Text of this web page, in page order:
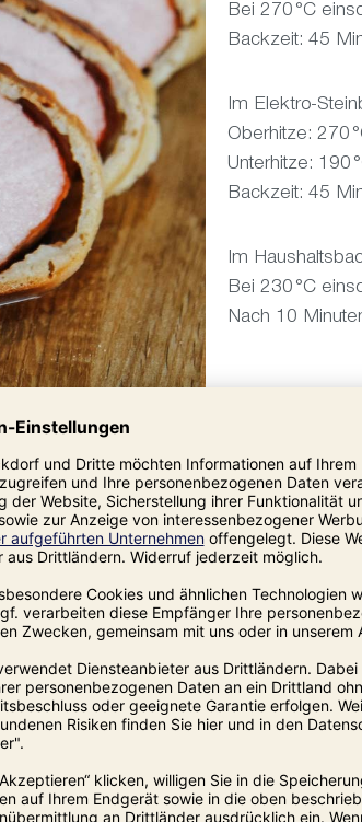
Bei 270 °C
Backzeit: 45
Im Elektro-
Oberhitze: 270
Unterhitze: 190
Backzeit: 45
Im
Bei 230 °C
Nach 10
Zubereitung
Brotteig dünn
Teig
einschlagen
Das Kassler
mehrmals
Zum Schluss
Tipp: